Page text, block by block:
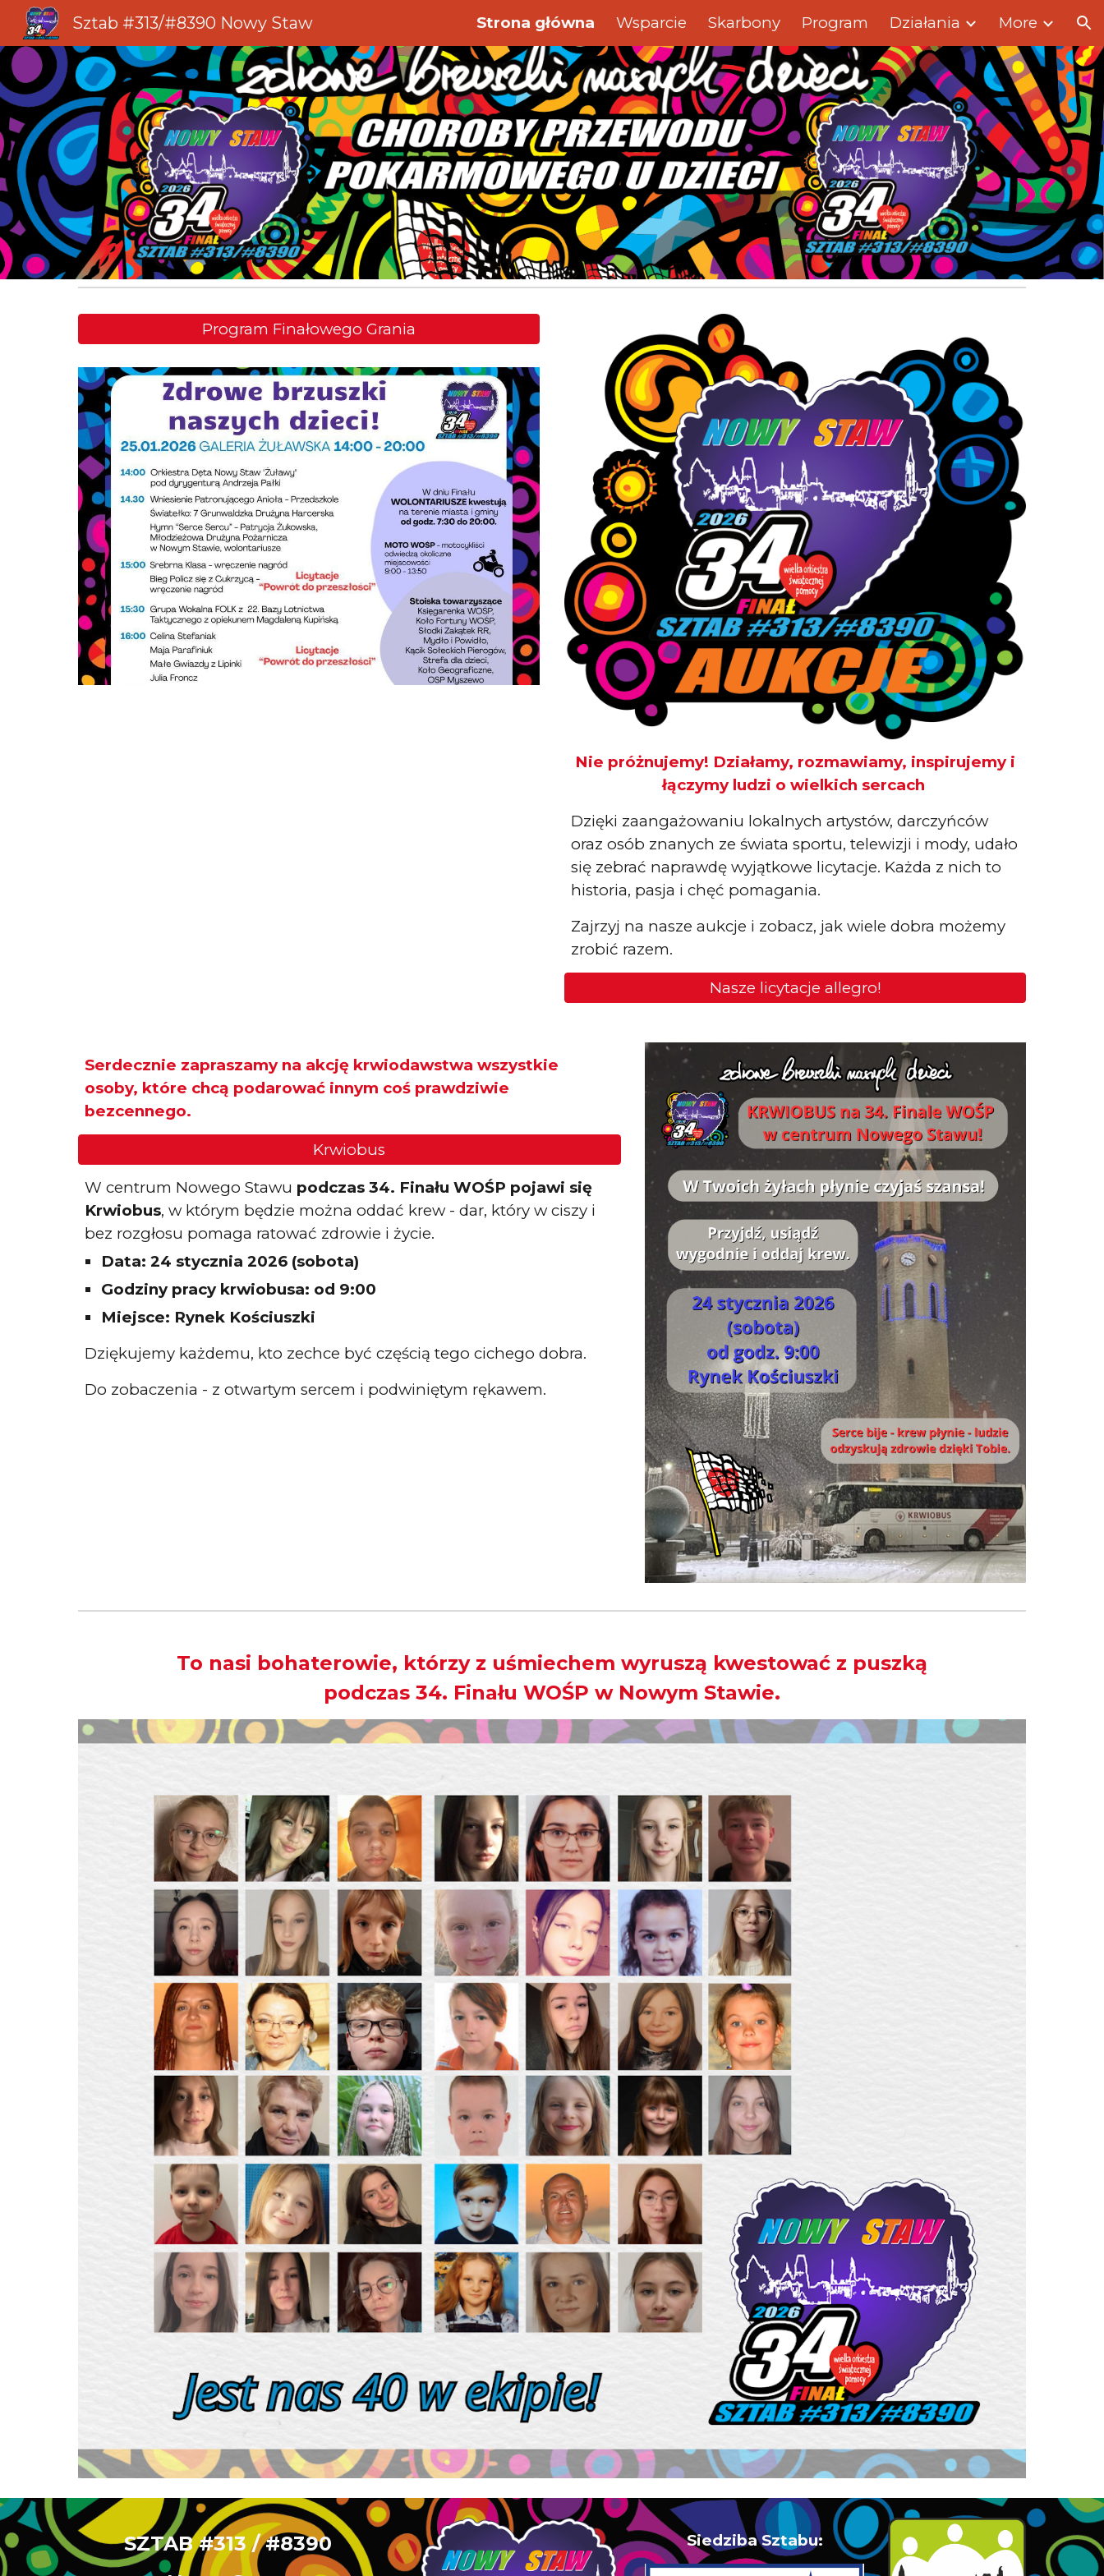
Skip to navigation
Sztab #313/#8390 Nowy Staw Strona główna Wsparcie Skarbony Program Działania More
Program Finałowego Grania
Nie próżnujemy! Działamy, rozmawiamy, inspirujemy i
łączymy ludzi o wielkich sercach
Dzięki zaangażowaniu lokalnych artystów, darczyńców
oraz osób znanych ze świata sportu, telewizji i mody, udało
się zebrać naprawdę wyjątkowe licytacje. Każda z nich to
historia, pasja i chęć pomagania.
Zajrzyj na nasze aukcje i zobacz, jak wiele dobra możemy
zrobić razem.
Nasze licytacje allegro!
Serdecznie zapraszamy na akcję krwiodawstwa wszystkie
osoby, które chcą podarować innym coś prawdziwie
bezcennego.
Krwiobus
W centrum Nowego Stawu podczas 34. Finału WOŚP pojawi się
Krwiobus, w którym będzie można oddać krew - dar, który w ciszy i
bez rozgłosu pomaga ratować zdrowie i życie.
Data: 24 stycznia 2026 (sobota)
Godziny pracy krwiobusa: od 9:00
Miejsce: Rynek Kościuszki
Dziękujemy każdemu, kto zechce być częścią tego cichego dobra.
Do zobaczenia - z otwartym sercem i podwiniętym rękawem.
To nasi bohaterowie, którzy z uśmiechem wyruszą kwestować z puszką
podczas 34. Finału WOŚP w Nowym Stawie.
SZTAB #313 / #8390
Siedziba Sztabu: